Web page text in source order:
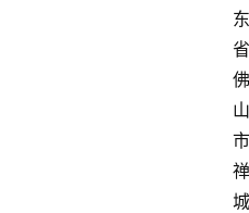
东
省
佛
山
市
禅
城